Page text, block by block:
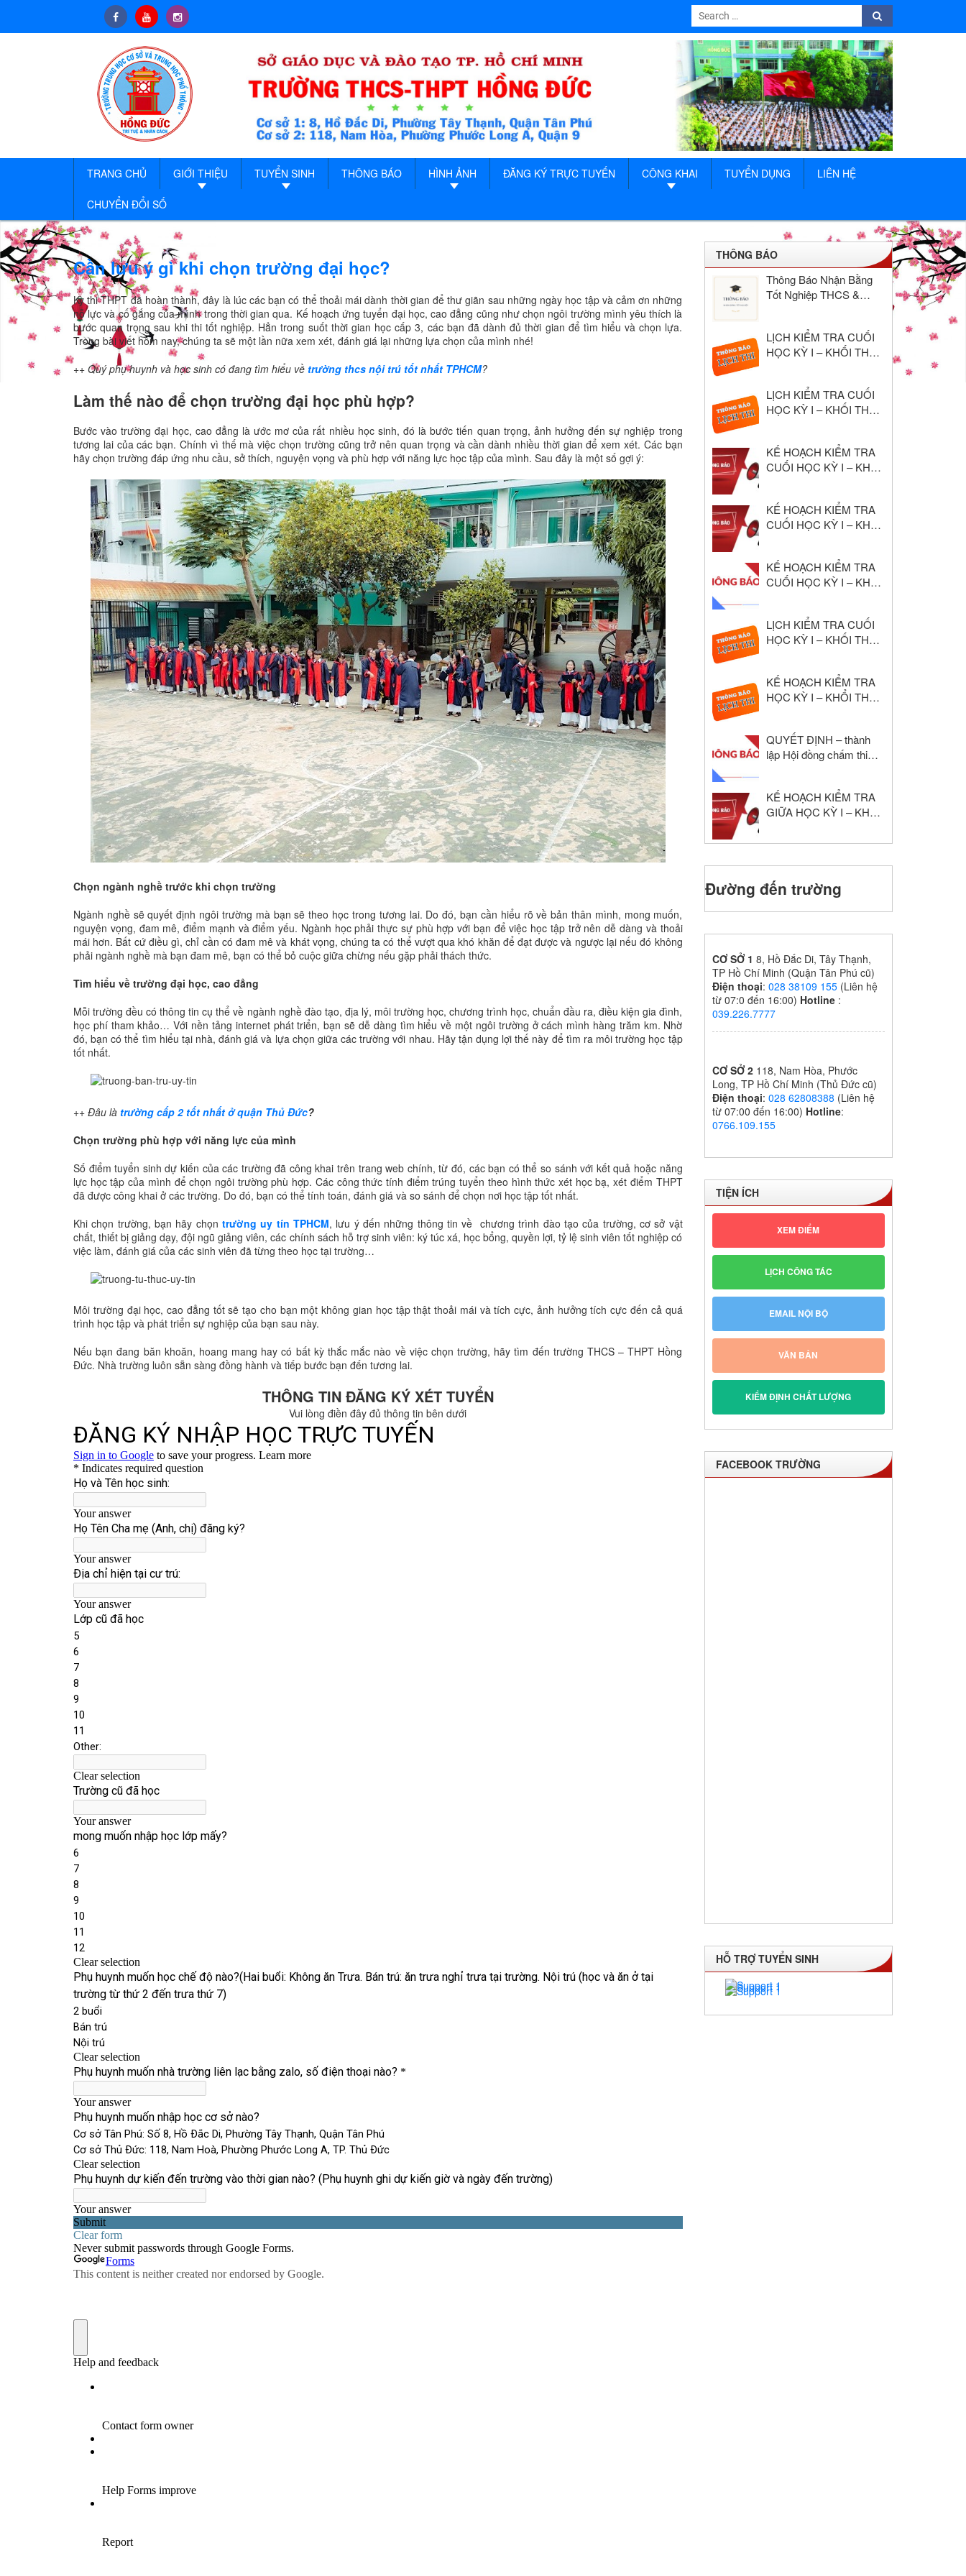
Search
for:
TRANG CHỦ GIỚI THIỆU TUYỂN SINH THÔNG BÁO HÌNH ẢNH ĐĂNG KÝ TRỰC TUYẾN CÔNG KHAI TUYỂN DỤNG LIÊN HỆ
CHUYỂN ĐỔI SỐ
Cần lưu ý gì khi chọn trường đại học?
Kỳ thi THPT đã hoàn thành, đây là lúc các bạn có thể thoải mái dành thời gian để thư giãn sau những ngày học tập và cảm ơn những
nỗ lực và cố gắng của mình trong thời gian qua. Kế hoạch ứng tuyển đại học, cao đẳng cũng như chọn ngôi trường mình yêu thích là
bước quan trọng sau khi thi tốt nghiệp. Hẳn trong suốt thời gian học cấp 3, các bạn đã dành đủ thời gian để tìm hiểu và chọn lựa.
Trong bài viết hôm nay, chúng ta sẽ một lần nữa xem xét, đánh giá lại những lựa chọn của mình nhé!
++ Quý phụ huynh và học sinh có đang tìm hiểu về trường thcs nội trú tốt nhất TPHCM?
Làm thế nào để chọn trường đại học phù hợp?
Bước vào trường đại học, cao đẳng là ước mơ của rất nhiều học sinh, đó là bước tiến quan trọng, ảnh hưởng đến sự nghiệp trong
tương lai của các bạn. Chính vì thế mà việc chọn trường cũng trở nên quan trọng và cần dành nhiều thời gian để xem xét. Các bạn
hãy chọn trường đáp ứng nhu cầu, sở thích, nguyện vọng và phù hợp với năng lực học tập của mình. Sau đây là một số gợi ý:
Chọn ngành nghề trước khi chọn trường
Ngành nghề sẽ quyết định ngôi trường mà bạn sẽ theo học trong tương lai. Do đó, bạn cần hiểu rõ về bản thân mình, mong muốn,
nguyện vọng, đam mê, điểm mạnh và điểm yếu. Ngành học phải thực sự phù hợp với bạn để việc học tập trở nên dễ dàng và thoải
mái hơn. Bất cứ điều gì, chỉ cần có đam mê và khát vọng, chúng ta có thể vượt qua khó khăn để đạt được và ngược lại nếu đó không
phải ngành nghề mà bạn đam mê, bạn có thể bỏ cuộc giữa chừng nếu gặp phải thách thức.
Tìm hiểu về trường đại học, cao đẳng
Mỗi trường đều có thông tin cụ thể về ngành nghề đào tạo, địa lý, môi trường học, chương trình học, chuẩn đầu ra, điều kiện gia đình,
học phí tham khảo… Với nền tảng internet phát triển, bạn sẽ dễ dàng tìm hiểu về một ngôi trường ở cách mình hàng trăm km. Nhờ
đó, bạn có thể tìm hiểu tại nhà, đánh giá và lựa chọn giữa các trường với nhau. Hãy tận dụng lợi thế này để tìm ra môi trường học tập
tốt nhất.
++ Đâu là trường cấp 2 tốt nhất ở quận Thủ Đức?
Chọn trường phù hợp với năng lực của mình
Số điểm tuyển sinh dự kiến của các trường đã công khai trên trang web chính, từ đó, các bạn có thể so sánh với kết quả hoặc năng
lực học tập của mình để chọn ngôi trường phù hợp. Các công thức tính điểm trúng tuyển theo hình thức xét học bạ, xét điểm THPT
đã được công khai ở các trường. Do đó, bạn có thể tính toán, đánh giá và so sánh để chọn nơi học tập tốt nhất.
Khi chọn trường, bạn hãy chọn trường uy tín TPHCM, lưu ý đến những thông tin về chương trình đào tạo của trường, cơ sở vật
chất, thiết bị giảng dạy, đội ngũ giảng viên, các chính sách hỗ trợ sinh viên: ký túc xá, học bổng, quyền lợi, tỷ lệ sinh viên tốt nghiệp có
việc làm, đánh giá của các sinh viên đã từng theo học tại trường…
Môi trường đại học, cao đẳng tốt sẽ tạo cho bạn một không gian học tập thật thoải mái và tích cực, ảnh hưởng tích cực đến cả quá
trình học tập và phát triển sự nghiệp của bạn sau này.
Nếu bạn đang băn khoăn, hoang mang hay có bất kỳ thắc mắc nào về việc chọn trường, hãy tìm đến trường THCS – THPT Hồng
Đức. Nhà trường luôn sẵn sàng đồng hành và tiếp bước bạn đến tương lai.
THÔNG TIN ĐĂNG KÝ XÉT TUYỂN
Vui lòng điền đây đủ thông tin bên dưới
THÔNG BÁO
Thông Báo Nhận Bằng
Tốt Nghiệp THCS &
LỊCH KIỂM TRA CUỐI
HỌC KỲ I – KHỐI THPT
LỊCH KIỂM TRA CUỐI
HỌC KỲ I – KHỐI THCS
KẾ HOẠCH KIỂM TRA
CUỐI HỌC KỲ I – KHỐI
KẾ HOẠCH KIỂM TRA
CUỐI HỌC KỲ I – KHỐI
KẾ HOẠCH KIỂM TRA
CUỐI HỌC KỲ I – KHỐI
LỊCH KIỂM TRA CUỐI
HỌC KỲ I – KHỐI THPT
KẾ HOẠCH KIỂM TRA
HỌC KỲ I – KHỔI THPT
QUYẾT ĐỊNH – thành
lập Hội đồng chấm thi
KẾ HOẠCH KIỂM TRA
GIỮA HỌC KỲ I – KHỐI
– 2025
Đường đến trường
CƠ SỞ 1 8, Hồ Đắc Di, Tây Thạnh,
TP Hồ Chí Minh (Quận Tân Phú cũ)
Điện thoại: 028 38109 155(Liên hệ
từ 07:0 đến 16:00) Hotline:
039.226.7777
CƠ SỞ 2 118, Nam Hòa, Phước
Long, TP Hồ Chí Minh (Thủ Đức cũ)
Điện thoại: 028 62808388 (Liên hệ
từ 07:00 đến 16:00) Hotline:
0766.109.155
TIỆN ÍCH
XEM ĐIỂM
LỊCH CÔNG TÁC
EMAIL NỘI BỘ
VĂN BẢN
KIỂM ĐỊNH CHẤT LƯỢNG
FACEBOOK TRƯỜNG
HỖ TRỢ TUYỂN SINH